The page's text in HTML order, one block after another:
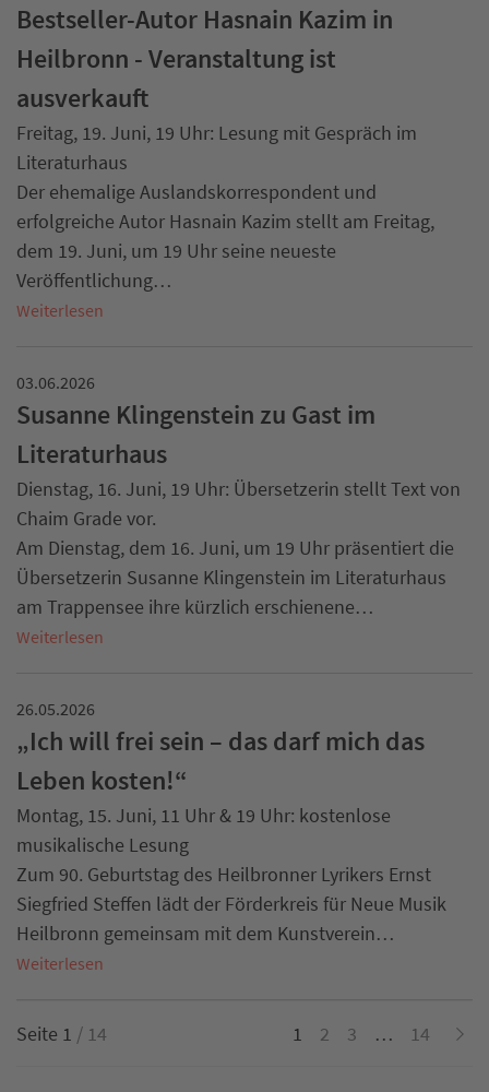
Bestseller-Autor Hasnain Kazim in
Heilbronn - Veranstaltung ist
ausverkauft
Freitag, 19. Juni, 19 Uhr: Lesung mit Gespräch im
Literaturhaus
Der ehemalige Auslandskorrespondent und
erfolgreiche Autor Hasnain Kazim stellt am Freitag,
dem 19. Juni, um 19 Uhr seine neueste
Veröffentlichung…
Weiterlesen
03.06.2026
Susanne Klingenstein zu Gast im
Literaturhaus
Dienstag, 16. Juni, 19 Uhr: Übersetzerin stellt Text von
Chaim Grade vor.
Am Dienstag, dem 16. Juni, um 19 Uhr präsentiert die
Übersetzerin Susanne Klingenstein im Literaturhaus
am Trappensee ihre kürzlich erschienene…
Weiterlesen
26.05.2026
„Ich will frei sein – das darf mich das
Leben kosten!“
Montag, 15. Juni, 11 Uhr & 19 Uhr: kostenlose
musikalische Lesung
Zum 90. Geburtstag des Heilbronner Lyrikers Ernst
Siegfried Steffen lädt der Förderkreis für Neue Musik
Heilbronn gemeinsam mit dem Kunstverein…
Weiterlesen
Seite 1 / 14 1 2 3 … 14